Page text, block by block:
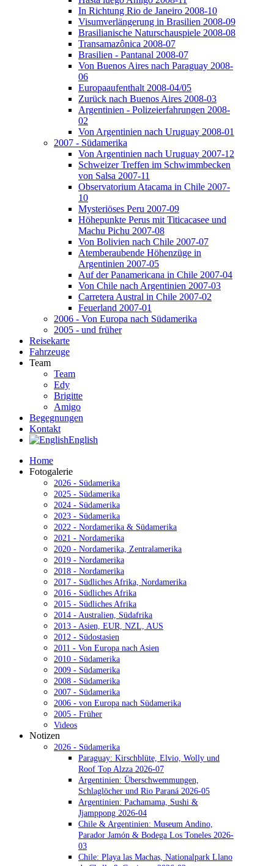
In Richtung Rio de Janeiro 2008-10
Visumverlängerung in Brasilien 2008-09
Brasilianische Naturschauspiele 2008-08
Transamazônica 2008-07
Brasilien - Pantanal 2008-07
Von Buenos Aires nach Paraguay 2008-
06
Europaaufenthalt 2008-04/05
Zurück nach Buenos Aires 2008-03
Argentinien - Polizeierfahrungen 2008-
02
Von Argentinien nach Uruguay 2008-01
2007 - Südamerika
Von Argentinien nach Uruguay 2007-12
Schweizer Treffen im Schwimmbecken
von Salsa 2007-11
Observatorium Atacama in Chile 2007-
10
Mysteriöses Peru 2007-09
Höhepunkte Perus mit Titicacasee und
Machu Pichu 2007-08
Von Bolivien nach Chile 2007-07
Atemberaubende Höhenzüge in
Argentinien 2007-05
Auf der Panamericana in Chile 2007-04
Von Chile nach Argentinien 2007-03
Carretera Austral in Chile 2007-02
Feuerland 2007-01
2006 - Von Europa nach Südamerika
2005 - und früher
Reisekarte
Fahrzeuge
Team
Team
Edy
Brigitte
Amigo
Begegnungen
Kontakt
English
Home
Fotogalerie
2026 - Südamerika
2025 - Südamerika
2024 - Südamerika
2023 - Südamerika
2022 - Nordamerika & Südamerika
2021 - Nordamerika
2020 - Nordamerika, Zentralamerika
2019 - Nordamerika
2018 - Nordamerika
2017 - Südliches Afrika, Nordamerika
2016 - Südliches Afrika
2015 - Südliches Afrika
2014 - Australien, Südafrika
2013 - Asien, EUR, NZL, AUS
2012 - Südostasien
2011 - Von Europa nach Asien
2010 - Südamerika
2009 - Südamerika
2008 - Südamerika
2007 - Südamerika
2006 - von Europa nach Südamerika
2005 - Früher
Videos
Notizen
2026 - Südamerika
Paraguay: Kirschblüte, Elvio, Wolly und
Roof Top Alzza 2026-07
Argentinien: Überschwemmungen,
Schlaglöcher und Rio Paraná 2026-05
Argentinien: Pachamama, Sushi &
Jjamppong 2026-04
Chile & Argentinien: Museum Andino,
Parador Jamón & Bodega Los Toneles 2026-
03
Chile: Playa las Machas, Nationalpark Llano